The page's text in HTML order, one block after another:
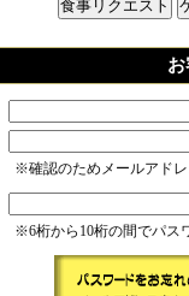
※確認のためメールアド
※6桁から10桁の間でパス